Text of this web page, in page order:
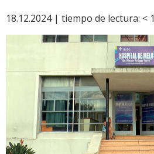
18.12.2024 | tiempo de lectura: < 1